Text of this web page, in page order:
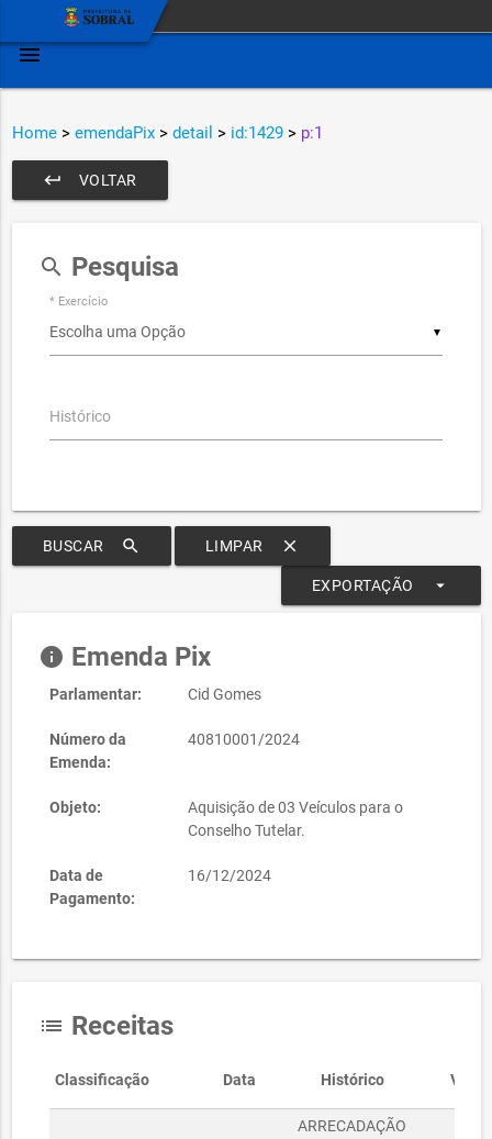
menu
Home > emendaPix > detail > id:1429 > p:1
VOLTAR
keyboard_return
search Pesquisa
▼
* Exercício
Histórico
BUSCAR search LIMPAR clear
EXPORTAÇÃO arrow_drop_down
info Emenda Pix
Parlamentar: Cid Gomes
Número da
Emenda:
40810001/2024
Objeto:
Aquisição de 03 Veículos para o
Conselho Tutelar.
Data de
Pagamento:
16/12/2024
list Receitas
Classificação Data Histórico Valor
ARRECADAÇÃO